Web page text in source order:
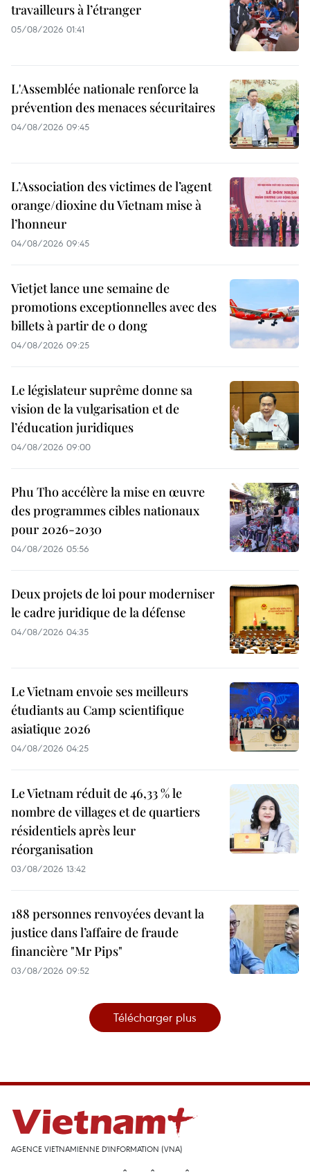
travailleurs à l’étranger
05/08/2026 01:41
L'Assemblée nationale renforce la
prévention des menaces sécuritaires
04/08/2026 09:45
L’Association des victimes de l’agent
orange/dioxine du Vietnam mise à
l’honneur
04/08/2026 09:45
Vietjet lance une semaine de
promotions exceptionnelles avec des
billets à partir de 0 dong
04/08/2026 09:25
Le législateur suprême donne sa
vision de la vulgarisation et de
l’éducation juridiques
04/08/2026 09:00
Phu Tho accélère la mise en œuvre
des programmes cibles nationaux
pour 2026-2030
04/08/2026 05:56
Deux projets de loi pour moderniser
le cadre juridique de la défense
04/08/2026 04:35
Le Vietnam envoie ses meilleurs
étudiants au Camp scientifique
asiatique 2026
04/08/2026 04:25
Le Vietnam réduit de 46,33 % le
nombre de villages et de quartiers
résidentiels après leur
réorganisation
03/08/2026 13:42
188 personnes renvoyées devant la
justice dans l’affaire de fraude
financière "Mr Pips"
03/08/2026 09:52
Télécharger plus
AGENCE VIETNAMIENNE D'INFORMATION (VNA)